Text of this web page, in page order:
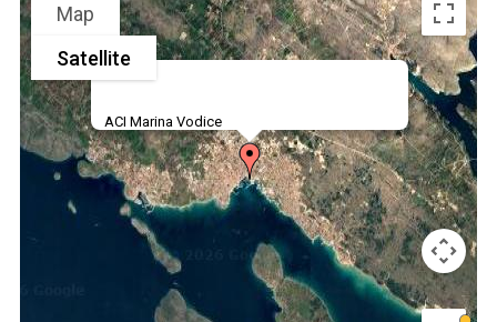
ACI Marina Vodice
Map
Satellite